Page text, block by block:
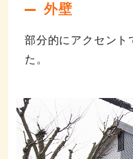
外壁
部分的にアクセント
た。